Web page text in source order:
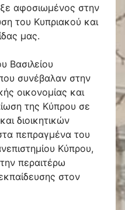
αφοσιωμένος στην
του Κυπριακού και
μας.
Βασιλείου
συνέβαλαν στην
οικονομίας και
της Κύπρου σε
διοικητικών
πεπραγμένα του
Κύπρου,
περαιτέρω
στον